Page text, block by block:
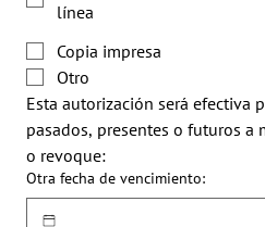
línea
Copia impresa
Otro
Esta autorización será efectiva
pasados, presentes o futuros a
o revoque:
Otra fecha de vencimiento: